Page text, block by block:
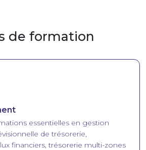
de formation
essentielles en gestion
de trésorerie,
financiers, trésorerie multi-zones